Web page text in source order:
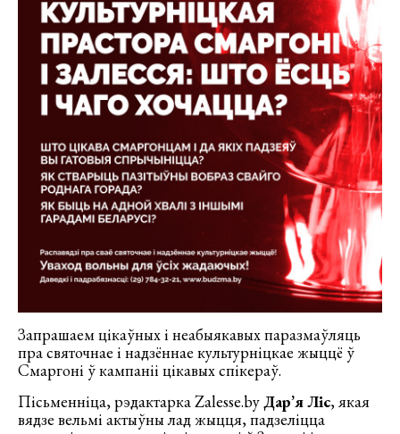
Запрашаем цікаўных і неабыякавых паразмаўляць
пра святочнае і надзённае культурніцкае жыццё ў
Смаргоні ў кампаніі цікавых спікераў.
Пісьменніца, рэдактарка Zalesse.byДар’я Ліс, якая
вядзе вельмі актыўны лад жыцця, падзеліцца